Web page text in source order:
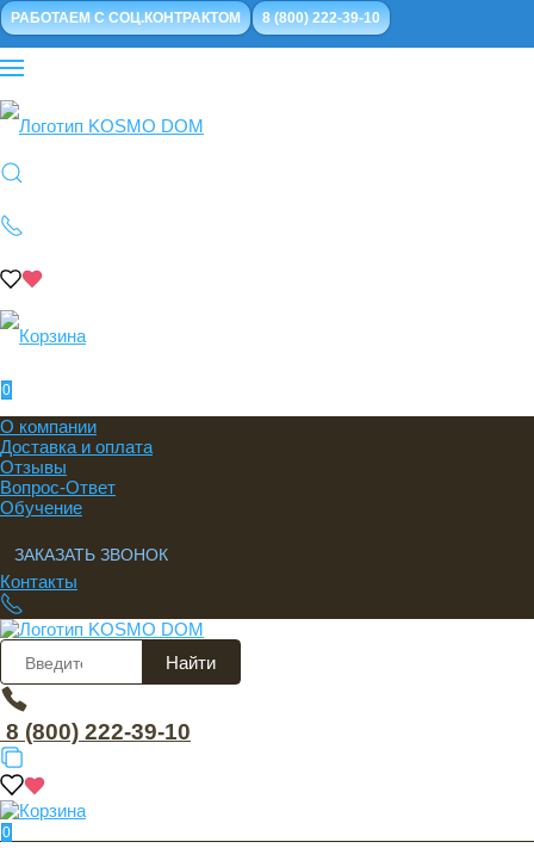
РАБОТАЕМ С СОЦ.КОНТРАКТОМ 8 (800) 222-39-10
0
О компании
Доставка и оплата
Отзывы
Вопрос-Ответ
Обучение
ЗАКАЗАТЬ ЗВОНОК
Контакты
Найти
8 (800) 222-39-10
0